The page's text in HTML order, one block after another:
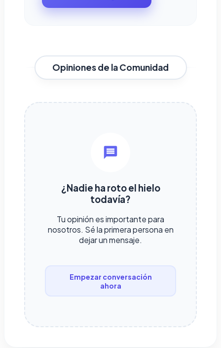
Opiniones de la Comunidad
¿Nadie ha roto el hielo
todavía?
Tu opinión es importante para
nosotros. Sé la primera persona en
dejar un mensaje.
Empezar conversación
ahora